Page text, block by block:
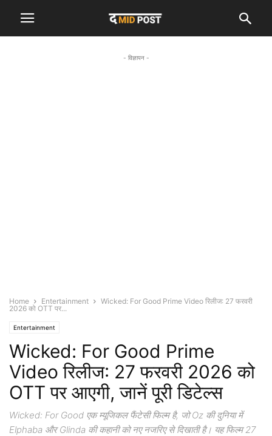
- विज्ञापन -
Home Entertainment
Wicked: For Good Prime Video रिलीज: 27 फरवरी
2026 को OTT पर...
Entertainment
Wicked: For Good Prime
Video रिलीज: 27 फरवरी 2026 को
OTT पर आएगी, जानें पूरी डिटेल्स
Wicked: For Good एक म्यूजिकल फैंटेसी फिल्म है, जो Oz की दुनिया में
Elphaba और Glinda की कहानी को नए नजरिए से दिखाती है। यह फिल्म 27